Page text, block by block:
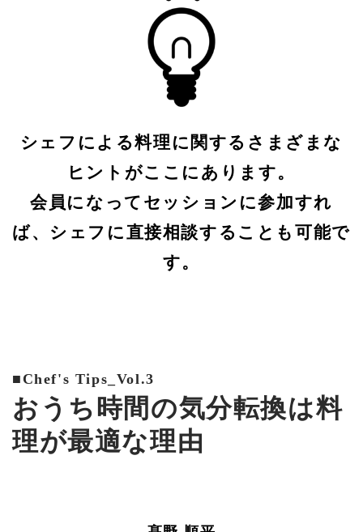
シェフによる料理に関するさまざまな
ヒントがここにあります。
会員になってセッションに参加すれ
ば、シェフに直接相談することも可能で
す。
■Chef's Tips_Vol.3
おうち時間の気分転換は料
理が最適な理由